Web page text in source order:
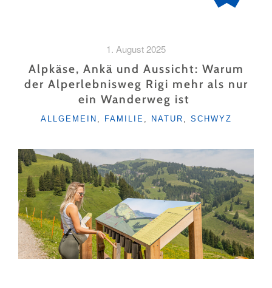
1. August 2025
Alpkäse, Ankä und Aussicht: Warum
der Alperlebnisweg Rigi mehr als nur
ein Wanderweg ist
KATEGORIEN
ALLGEMEIN , FAMILIE , NATUR , SCHWYZ